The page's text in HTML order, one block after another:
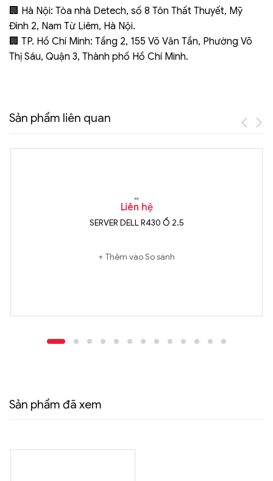
🏢 Hà Nội: Tòa nhà Detech, số 8 Tôn Thất Thuyết, Mỹ
Đình 2, Nam Từ Liêm, Hà Nội.
🏢 TP. Hồ Chí Minh: Tầng 2, 155 Võ Văn Tần, Phường Võ
Thị Sáu, Quận 3, Thành phố Hồ Chí Minh.
Sản phẩm liên quan
Liên hệ
SERVER DELL R430 Ổ 2.5
Thêm vào So sánh
Sản phẩm đã xem